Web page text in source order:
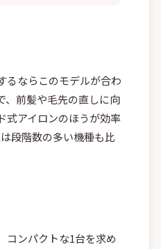
るならこのモデルが合わ
前髪や毛先の直しに向
式アイロンのほうが効率
段階数の多い機種も比
コンパクトな1台を求め